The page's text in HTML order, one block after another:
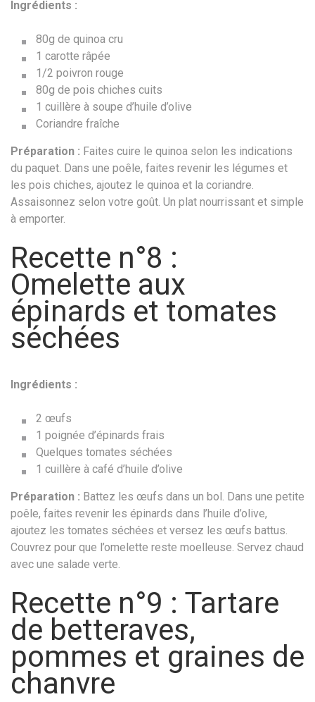
Ingrédients :
80g de quinoa cru
1 carotte râpée
1/2 poivron rouge
80g de pois chiches cuits
1 cuillère à soupe d’huile d’olive
Coriandre fraîche
Préparation : Faites cuire le quinoa selon les indications
du paquet. Dans une poêle, faites revenir les légumes et
les pois chiches, ajoutez le quinoa et la coriandre.
Assaisonnez selon votre goût. Un plat nourrissant et simple
à emporter.
Recette n°8 :
Omelette aux
épinards et tomates
séchées
Ingrédients :
2 œufs
1 poignée d’épinards frais
Quelques tomates séchées
1 cuillère à café d’huile d’olive
Préparation : Battez les œufs dans un bol. Dans une petite
poêle, faites revenir les épinards dans l’huile d’olive,
ajoutez les tomates séchées et versez les œufs battus.
Couvrez pour que l’omelette reste moelleuse. Servez chaud
avec une salade verte.
Recette n°9 : Tartare
de betteraves,
pommes et graines de
chanvre